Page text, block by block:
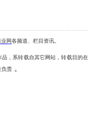
业网各频道、栏目资讯
品，系转载自其它网站，转载目的在
负责 。